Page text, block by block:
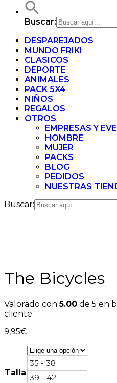
Buscar:
DESPAREJADOS
MUNDO FRIKI
CLASICOS
DEPORTE
ANIMALES
PACK 5X4
NIÑOS
REGALOS
OTROS
EMPRESAS Y
HOMBRE
MUJER
PACKS
BLOG
PEDIDOS
NUESTRAS
Buscar:
The Bicycles
Valorado con5.00 de 5 en
cliente
9,95€
Talla
35 - 38
39 - 42